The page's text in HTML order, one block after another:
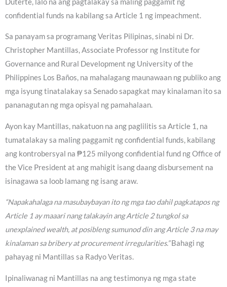
confidential funds na kabilang sa Article 1 ng impeachment.
Sa panayam sa programang Veritas Pilipinas, sinabi ni Dr.
Christopher Mantillas, Associate Professor ng Institute for
Governance and Rural Development ng University of the
Philippines Los Baños, na mahalagang maunawaan ng publiko ang
mga isyung tinatalakay sa Senado sapagkat may kinalaman ito sa
pananagutan ng mga opisyal ng pamahalaan.
Ayon kay Mantillas, nakatuon na ang paglilitis sa Article 1, na
tumatalakay sa maling paggamit ng confidential funds, kabilang
ang kontrobersyal na ₱125 milyong confidential fund ng Office of
the Vice President at ang mahigit isang daang disbursement na
isinagawa sa loob lamang ng isang araw.
“Napakahalaga na masubaybayan ito ng mga tao dahil pagkatapos ng
Article 1 ay maaari nang talakayin ang Article 2 tungkol sa
unexplained wealth, at posibleng sumunod din ang Article 3 na may
kinalaman sa bribery at procurement irregularities.”Bahagi ng
pahayag ni Mantillas sa Radyo Veritas.
Ipinaliwanag ni Mantillas na ang testimonya ng mga state